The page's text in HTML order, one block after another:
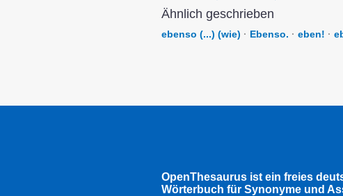
Ähnlich geschrieben
ebenso (...) (wie) · Ebenso. · eben! ·
OpenThesaurus ist ein freies
Wörterbuch für Synonyme und